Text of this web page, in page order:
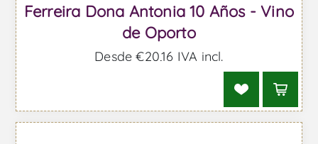
Ferreira Dona Antonia 10 Años - Vino
de Oporto
Desde €20,16 IVA incl.